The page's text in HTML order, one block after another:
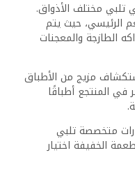
والاستمتاع.
خدمات الضيوف
والمغادرة
بسيطة وواضحة.